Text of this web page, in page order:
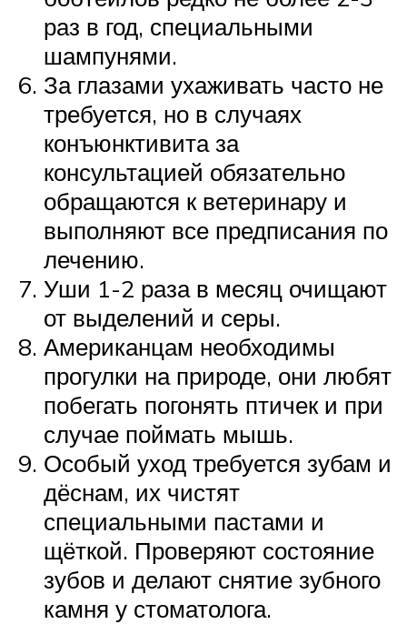
раз в год, специальными
шампунями.
За глазами ухаживать часто не
требуется, но в случаях
конъюнктивита за
консультацией обязательно
обращаются к ветеринару и
выполняют все предписания по
лечению.
Уши 1-2 раза в месяц очищают
от выделений и серы.
Американцам необходимы
прогулки на природе, они любят
побегать погонять птичек и при
случае поймать мышь.
Особый уход требуется зубам и
дёснам, их чистят
специальными пастами и
щёткой. Проверяют состояние
зубов и делают снятие зубного
камня у стоматолога.